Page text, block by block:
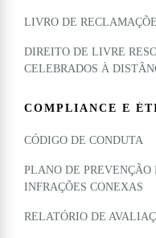
LIVRO DE
DIREITO DE LIVRE
CELEBRADOS À
COMPLIANCE E
CÓDIGO DE CONDUTA
PLANO DE PREVENÇÃO
INFRAÇÕES CONEXAS
RELATÓRIO DE